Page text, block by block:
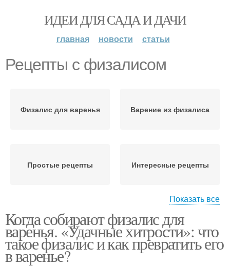
ИДЕИ ДЛЯ САДА И ДАЧИ
главная новости статьи
Рецепты с физалисом
Физалис для варенья Варение из физалиса
Простые рецепты Интересные рецепты
Физалис к варке Съедобный физалис
Показать все
Когда собирают физалис для
варенья. «Удачные хитрости»: что
такое физалис и как превратить его
в варенье?